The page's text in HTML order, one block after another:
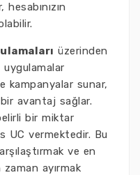
üzerinden
kampanyalar sunar,
avantaj sağlar.
bir miktar
UC vermektedir. Bu
ve en
ayırmak